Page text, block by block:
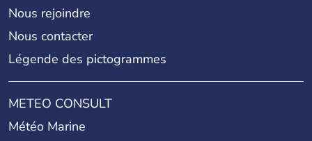
Nous rejoindre
Nous contacter
Légende des pictogrammes
METEO CONSULT
Météo Marine